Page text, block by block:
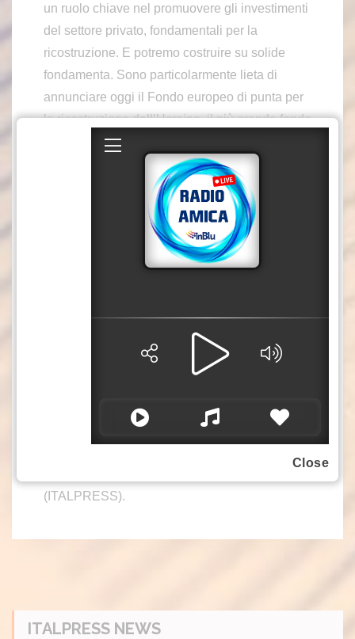
un ruolo chiave nel promuovere gli investimenti
del settore privato, fondamentali per la
ricostruzione. E potremo costruire su solide
fondamenta. Sono particolarmente lieta di
annunciare oggi il Fondo europeo di punta per
la ricostruzione dell’Ucraina, il più grande fondo
azionario a livello mondiale a sostegno della
ricostruzione – ha spiegato Von der Leyen -.
Questo fondo darà impulso agli investimenti in
energia, trasporti, materie prime essenziali e
industrie dual ue. Stiamo investendo nel futuro
dell’Ucraina, utilizzando risorse pubbliche per
attrarre investimenti privati su larga scala e
particolarmente lieta che lo stiamo facendo
insieme a Italia, Germania, Francia, Polonia e
alla Banca europea per gli investimenti. E
ucraino è pronto a guidare l’economia del
proprio Paese verso il futuro. Il momento di
(ITALPRESS).
ITALPRESS NEWS
Close